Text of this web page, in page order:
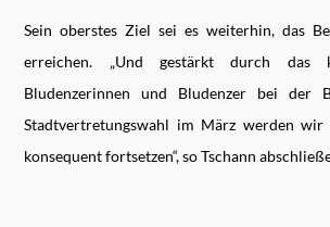
Sein oberstes Ziel sei es weiterhin, das
erreichen. „Und gestärkt durch das
Bludenzerinnen und Bludenzer bei der
Stadtvertretungswahl im März werden wir
konsequent fortsetzen“, so Tschann